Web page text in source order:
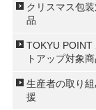
クリスマス包
品
TOKYU POINT
トアップ対象
生産者の取り
援